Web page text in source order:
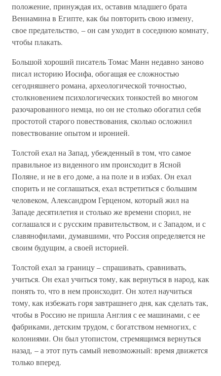
положение, принуждая их, оставив младшего брата
Вениамина в Египте, как бы повторить свою измену,
свое предательство, – он сам уходит в соседнюю комнату,
чтобы плакать.
Большой хороший писатель Томас Манн недавно заново
писал историю Иосифа, обогащая ее сложностью
сегодняшнего романа, археологической точностью,
столкновением психологических тонкостей во многом
разочарованного немца, но он не столько обогатил себя
простотой старого повествования, сколько осложнил
повествование опытом и иронией.
Толстой ехал на Запад, убежденный в том, что самое
правильное из виденного им происходит в Ясной
Поляне, и не в его доме, а на поле и в избах. Он ехал
спорить и не соглашаться, ехал встретиться с большим
человеком, Александром Герценом, который жил на
Западе десятилетия и столько же времени спорил, не
соглашался и с русским правительством, и с Западом, и с
славянофилами, думавшими, что Россия определяется не
своим будущим, а своей историей.
Толстой ехал за границу – спрашивать, сравнивать,
учиться. Он ехал учиться тому, как вернуться в народ, как
понять то, что в нем происходит. Он хотел научиться
тому, как избежать горя завтрашнего дня, как сделать так,
чтобы в Россию не пришла Англия с ее машинами, с ее
фабриками, детским трудом, с богатством немногих, с
колониями. Он был утопистом, стремящимся вернуться
назад, – а этот путь самый невозможный: время движется
только вперед.